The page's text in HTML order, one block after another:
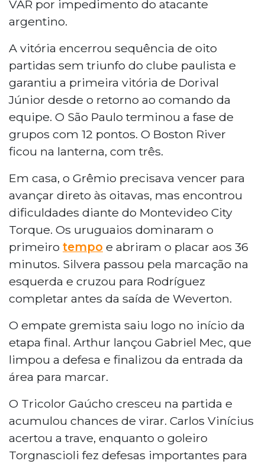
VAR por impedimento do atacante
argentino.
A vitória encerrou sequência de oito
partidas sem triunfo do clube paulista e
garantiu a primeira vitória de Dorival
Júnior desde o retorno ao comando da
equipe. O São Paulo terminou a fase de
grupos com 12 pontos. O Boston River
ficou na lanterna, com três.
Em casa, o Grêmio precisava vencer para
avançar direto às oitavas, mas encontrou
dificuldades diante do Montevideo City
Torque. Os uruguaios dominaram o
primeiro tempo e abriram o placar aos 36
minutos. Silvera passou pela marcação na
esquerda e cruzou para Rodríguez
completar antes da saída de Weverton.
O empate gremista saiu logo no início da
etapa final. Arthur lançou Gabriel Mec, que
limpou a defesa e finalizou da entrada da
área para marcar.
O Tricolor Gaúcho cresceu na partida e
acumulou chances de virar. Carlos Vinícius
acertou a trave, enquanto o goleiro
Torgnascioli fez defesas importantes para